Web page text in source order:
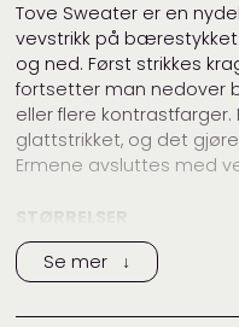
Tove Sweater er en
vevstrikk på
og ned. Først strikkes
fortsetter man nedover
eller flere
glattstrikket, og det
Ermene avsluttes med
STØRRELSER
XS (S) M (L) XL (2XL) 3XL
76 (82) 87 (93) 100 (109)
Se mer ↓